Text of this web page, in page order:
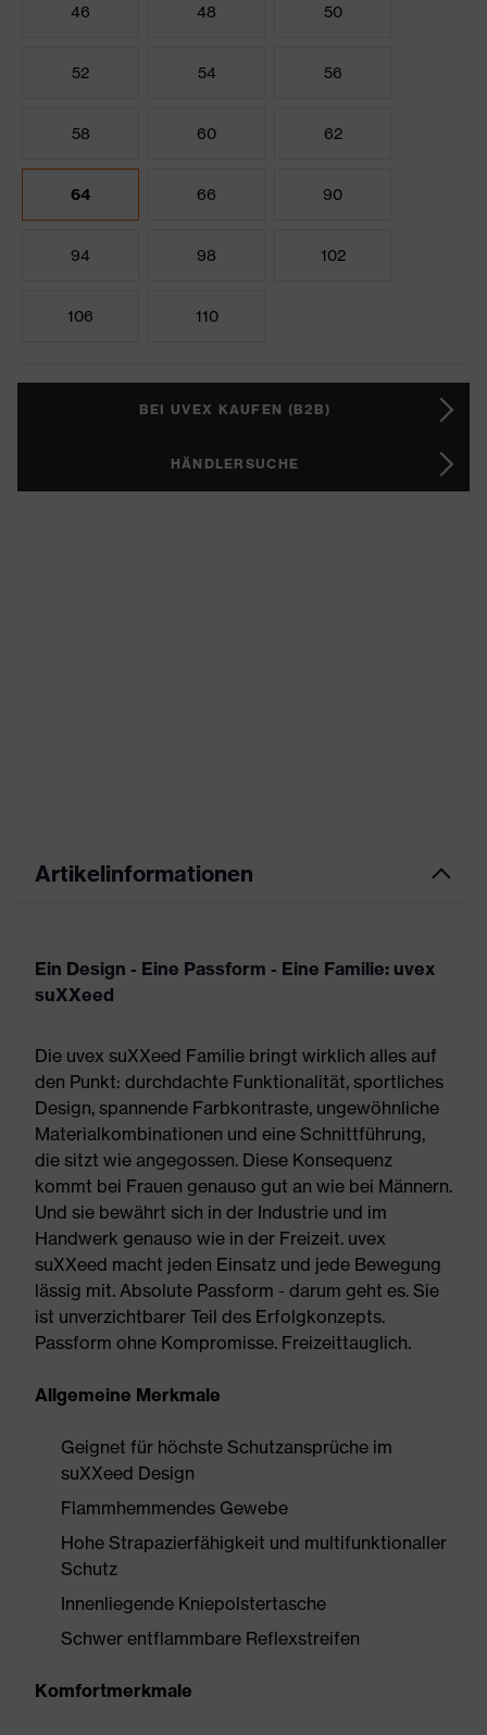
46 48 50
52 54 56
58 60 62
64 66 90
94 98 102
106 110
BEI UVEX KAUFEN (B2B)
HÄNDLERSUCHE
Artikelinformationen
Ein Design - Eine Passform - Eine Familie: uvex
suXXeed
Die uvex suXXeed Familie bringt wirklich alles auf
den Punkt: durchdachte Funktionalität, sportliches
Design, spannende Farbkontraste, ungewöhnliche
Materialkombinationen und eine Schnittführung,
die sitzt wie angegossen. Diese Konsequenz
kommt bei Frauen genauso gut an wie bei Männern.
Und sie bewährt sich in der Industrie und im
Handwerk genauso wie in der Freizeit. uvex
suXXeed macht jeden Einsatz und jede Bewegung
lässig mit. Absolute Passform - darum geht es. Sie
ist unverzichtbarer Teil des Erfolgkonzepts.
Passform ohne Kompromisse. Freizeittauglich.
Allgemeine Merkmale
Geignet für höchste Schutzansprüche im
suXXeed Design
Flammhemmendes Gewebe
Hohe Strapazierfähigkeit und multifunktionaller
Schutz
Innenliegende Kniepolstertasche
Schwer entflammbare Reflexstreifen
Komfortmerkmale